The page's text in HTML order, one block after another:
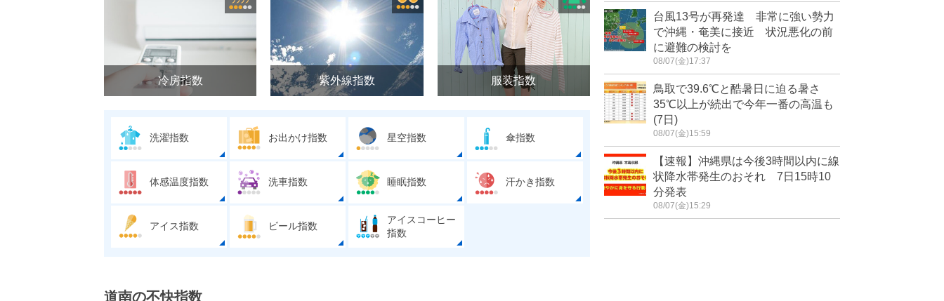
冷房指数 紫外線指数 服装指数
洗濯指数 お出かけ指数 星空指数 傘指数
体感温度指数 洗車指数 睡眠指数 汗かき指数
アイス指数 ビール指数
アイスコーヒー
指数
道南の不快指数
台風13号が再発達 非常に強い勢力
で沖縄・奄美に接近 状況悪化の前
に避難の検討を
08/07(金)17:37
鳥取で39.6℃と酷暑日に迫る暑さ
35℃以上が続出で今年一番の高温も
(7日)
08/07(金)15:59
【速報】沖縄県は今後3時間以内に線
状降水帯発生のおそれ 7日15時10
分発表
08/07(金)15:29